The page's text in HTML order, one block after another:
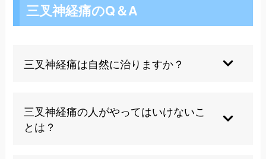
三叉神経痛のQ＆A
三叉神経痛は自然に治りますか？
な治療が必要です。発症初期には数カ月から数年
続くこともありますが、時間とともに症状が変化
することがあります。
三叉神経痛の人がやってはいけないこ
とは？